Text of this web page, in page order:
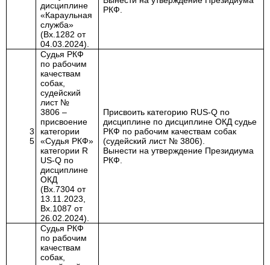
дисциплине
«Караульная
служба»
(Вх.1282 от
04.03.2024).
РКФ.
3
5
Судья РКФ
по рабочим
качествам
собак,
судейский
лист №
3806 –
присвоение
категории
«Судья РКФ»
категории R
US-Q по
дисциплине
ОКД
(Вх.7304 от
13.11.2023,
Вх.1087 от
26.02.2024).
Присвоить категорию RUS-Q по
дисциплине по дисциплине ОКД судье
РКФ по рабочим качествам собак
(судейский лист № 3806).
Вынести на утверждение Президиума
РКФ.
Судья РКФ
по рабочим
качествам
собак,